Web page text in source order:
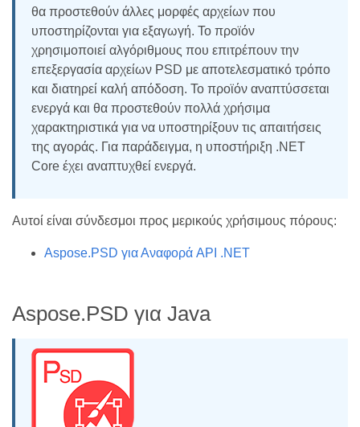
θα προστεθούν άλλες μορφές αρχείων που
υποστηρίζονται για εξαγωγή. Το προϊόν
χρησιμοποιεί αλγόριθμους που επιτρέπουν την
επεξεργασία αρχείων PSD με αποτελεσματικό τρόπο
και διατηρεί καλή απόδοση. Το προϊόν αναπτύσσεται
ενεργά και θα προστεθούν πολλά χρήσιμα
χαρακτηριστικά για να υποστηρίξουν τις απαιτήσεις
της αγοράς. Για παράδειγμα, η υποστήριξη .NET
Core έχει αναπτυχθεί ενεργά.
Αυτοί είναι σύνδεσμοι προς μερικούς χρήσιμους πόρους:
Aspose.PSD για Αναφορά API .NET
Aspose.PSD για Java